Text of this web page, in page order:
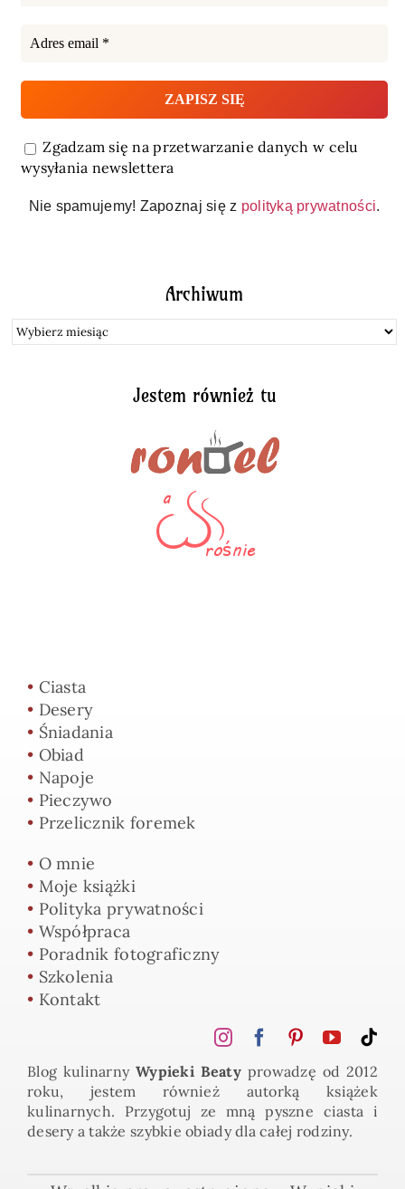
Zgadzam się na przetwarzanie danych w celu
wysyłania newslettera
Nie spamujemy! Zapoznaj się z polityką prywatności.
Archiwum
Archiwum
Jestem również tu
• Ciasta
• Desery
• Śniadania
• Obiad
• Napoje
• Pieczywo
• Przelicznik foremek
• O mnie
• Moje książki
• Polityka prywatności
• Współpraca
• Poradnik fotograficzny
• Szkolenia
• Kontakt
Blog kulinarny Wypieki Beaty prowadzę od 2012
roku, jestem również autorką książek
kulinarnych. Przygotuj ze mną pyszne ciasta i
desery a także szybkie obiady dla całej rodziny.